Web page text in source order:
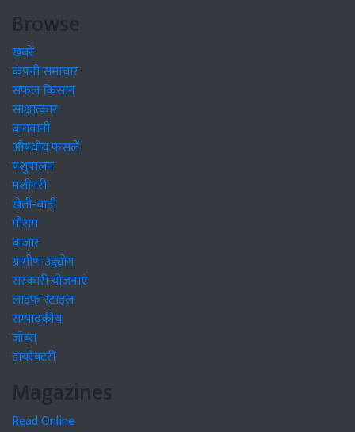
Browse
खबरें
कंपनी समाचार
सफल किसान
साक्षात्कार
बागवानी
औषधीय फसलें
पशुपालन
मशीनरी
खेती-बाड़ी
मौसम
बाजार
ग्रामीण उद्द्योग
सरकारी योजनाएं
लाइफ स्टाइल
सम्पादकीय
जॉब्स
डायरेक्टरी
Magazines
Read Online